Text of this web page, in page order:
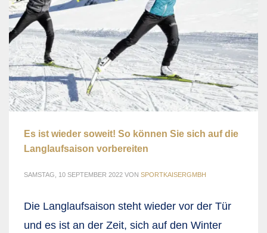
Es ist wieder soweit! So können Sie sich auf die
Langlaufsaison vorbereiten
SAMSTAG, 10 SEPTEMBER 2022 VON SPORTKAISERGMBH
Die Langlaufsaison steht wieder vor der Tür
und es ist an der Zeit, sich auf den Winter